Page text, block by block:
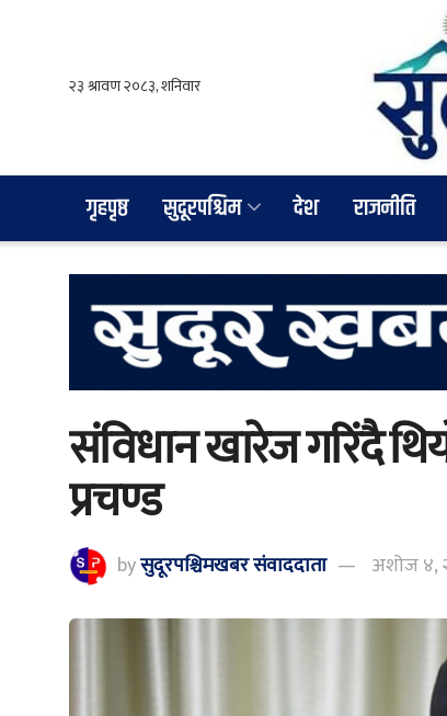
गृहपृष्ठ सुदूरपश्चिम देश राजनीति
संविधान खारेज गरिंदै
प्रचण्ड
byसुदूरपश्चिमखबर संंवाददाता अशोज ४,